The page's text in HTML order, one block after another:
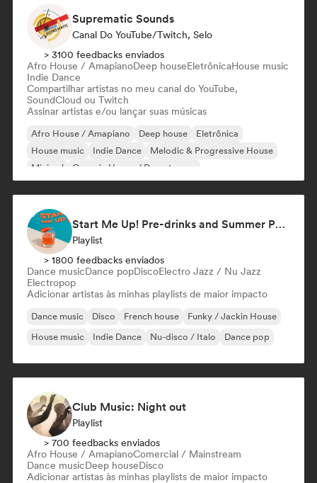
Suprematic Sounds
Canal Do YouTube/Twitch, Selo
> 3100 feedbacks enviados
Afro House / AmapianoDeep houseEletrônicaHouse music
Indie Dance
Compartilhar artistas no meu canal do YouTube,
SoundCloud ou Twitch
Assinar artistas e/ou lançar suas músicas
Afro House / Amapiano Deep house
Eletrônica
House music
Indie Dance
Melodic & Progressive House
Minimal
Organic House / Downtempo
Start Me Up! Pre-drinks and Summer Party 🍹
Playlist
> 1800 feedbacks enviados
Dance musicDance popDiscoElectro Jazz / Nu Jazz
Electropop
Adicionar artistas às minhas playlists de maior impacto
Dance music Disco French house
Funky / Jackin House
House music
Indie Dance Nu-disco / Italo Dance pop
Club Music: Night out
Playlist
> 700 feedbacks enviados
Afro House / AmapianoComercial / Mainstream
Dance musicDeep houseDisco
Adicionar artistas às minhas playlists de maior impacto